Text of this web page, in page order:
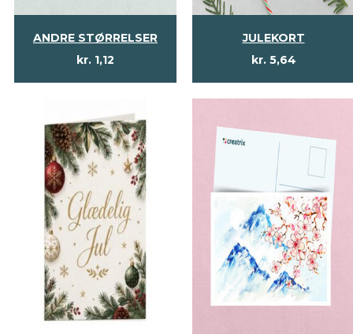
ANDRE STØRRELSER
kr. 1,12
JULEKORT
kr.5,64